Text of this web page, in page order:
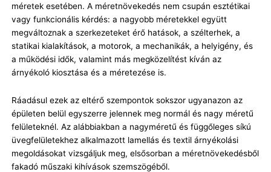
méretek esetében. A méretnövekedés nem csupán esztétikai
vagy funkcionális kérdés: a nagyobb méretekkel együtt
megváltoznak a szerkezeteket érő hatások, a szélterhek, a
statikai kialakítások, a motorok, a mechanikák, a helyigény, és
a működési idők, valamint más megközelítést kíván az
árnyékoló kiosztása és a méretezése is.
Ráadásul ezek az eltérő szempontok sokszor ugyanazon az
épületen belül egyszerre jelennek meg normál és nagy méretű
felületeknél. Az alábbiakban a nagyméretű és függőleges síkú
üvegfelületekhez alkalmazott lamellás és textil árnyékolási
megoldásokat vizsgáljuk meg, elsősorban a méretnövekedésből
fakadó műszaki kihívások szemszögéből.